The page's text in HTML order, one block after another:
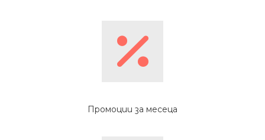
Промоции за месеца